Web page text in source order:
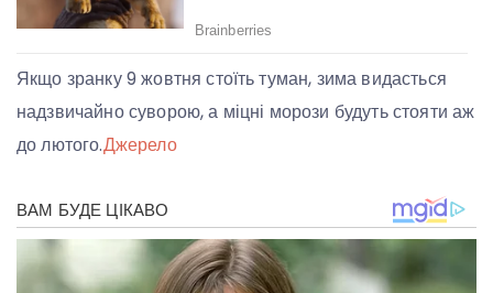
Якщо зранку 9 жовтня стоїть туман, зима видасться
надзвичайно суворою, а міцні морози будуть стояти аж
до лютого.Джерело